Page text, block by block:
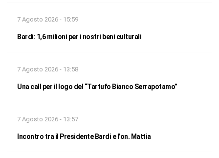
7 Agosto 2026 - 15:59
Bardi: 1,6 milioni per i nostri beni culturali
7 Agosto 2026 - 13:58
Una call per il logo del “Tartufo Bianco Serrapotamo”
7 Agosto 2026 - 13:57
Incontro tra il Presidente Bardi e l’on. Mattia